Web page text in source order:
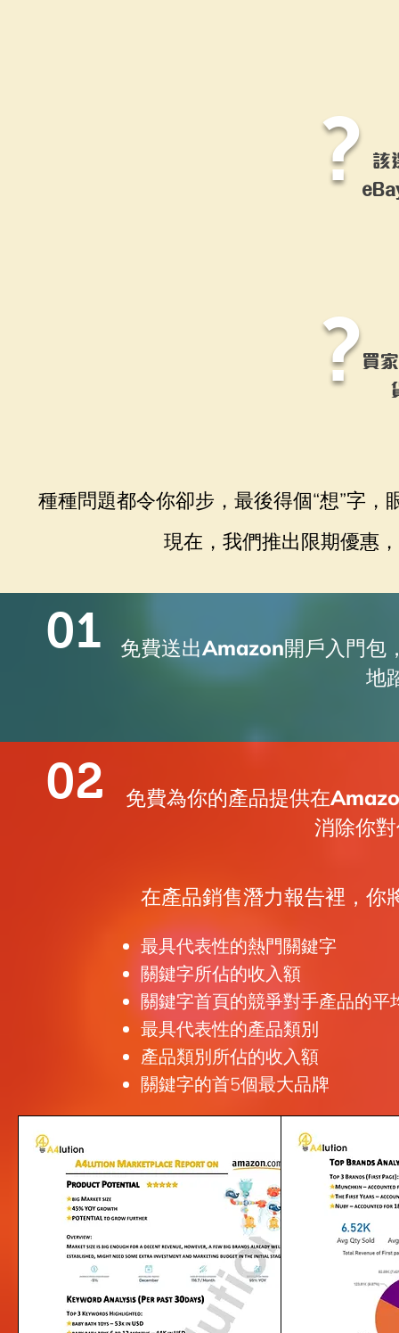
? 該
?買
種種問題都令你卻步，最後得個“想”字
現在，我們推出限期優惠
免費送出Amazon開戶入門包
地
01
免費為你的產品提供在
消除你
02
在產品銷售潛力報告裡，你
最具代表性的熱門關鍵字
關鍵字所佔的收入額
關鍵字首頁的競爭對手產品的平
最具代表性的產品類別
產品類別所佔的收入額
關鍵字的首5個最大品牌